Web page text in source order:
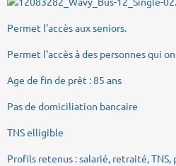
Permet l'accès aux seniors.
Permet l'accès à des personnes qui
Age de fin de prêt : 85 ans
Pas de domiciliation bancaire
TNS elligible
Profils retenus : salarié, retraité,